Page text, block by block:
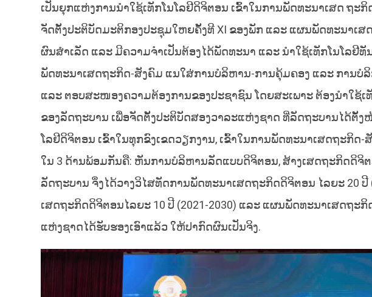
ເປັນຍຸກແຫ່ງການນໍາໃຊ້ເທັກໂນໂລຢີດິຈິຕອນ ເຂົ້າໃນການພັດທະນາເສດ ຖະ
ຈັດຕັ້ງປະຕິບັດມະຕິກອງປະຊຸມໃຫຍຄັ້ງທີ XI ຂອງພັກ ແລະ ແຜນພັດທະນາເສ
ຜົນສໍາເລັດ ແລະ ມີຄວາມຈໍາເປັນຕ້ອງໄດ້ພັດທະນາ ແລະ ນໍາໃຊ້ເທັກໂນໂລຢີ
ພັດທະນາເສດຖະກິດ-ສັງຄົມ ແນໃສ່ການບໍລິຫານ-ການຄຸ້ມຄອງ ແລະ ການບໍ
ແລະ ຕອບສະໜອງຄວາມຕ້ອງການຂອງປະຊາຊົນ ໂດຍສະເພາະ ຕ້ອງນໍາໃຊ້
ຂອງລັດຖະບານ ເພື່ອຈັດຕັ້ງປະຕິບັດສອງວາລະແຫ່ງຊາດ ທີ່ລັດຖະບານໄດ້ຕັ້ງ
ໂລຢີດິຈິຕອນ ເຂົ້າໃນທຸກຂົງເຂດວຽກງານ, ເຂົ້າໃນການພັດທະນາເສດຖະກິດ
ໃນ 3 ດ້ານພ້ອມກັນຄື: ຫັນການບໍລິຫານລັດແບບດິຈິຕອນ, ສ້າງເສດຖະກິດດິຈິ
ລັດຖະບານ ຈຶ່ງໄດ້ວາງວິໄສທັດການພັດທະນາເສດຖະກິດດິຈິຕອນ ໄລຍະ 20
ເສດຖະກິດດິຈິຕອນໄລຍະ 10 ປີ (2021-2030) ແລະ ແຜນພັດທະນາເສດຖະກິ
ແຫ່ງຊາດໄດ້ຮັບຮອງເອົາແລ້ວ ໃຫ້ປາກົດຜົນເປັນຈິງ.